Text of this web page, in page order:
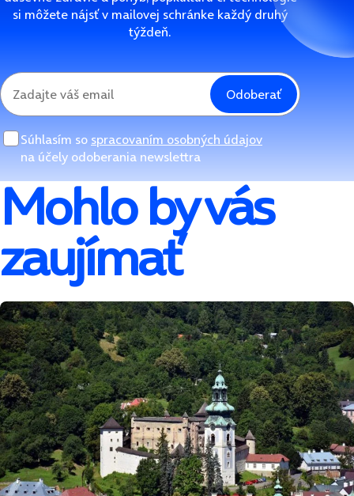
si môžete nájsť v mailovej schránke každý druhý
týždeň.
Odoberať
Súhlasím so spracovaním osobných údajov
na účely odoberania newslettra
Mohlo by vás
zaujímať